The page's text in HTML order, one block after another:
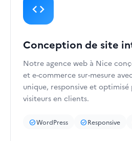
code
Conception de site
Notre agence web à Nice
et e-commerce sur-mesure avec
unique, responsive et
visiteurs en clients.
check_circleWordPress check_circleResponsive